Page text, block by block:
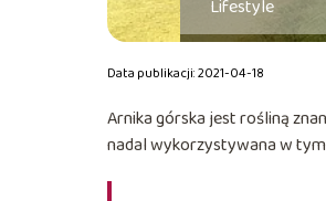
Lifestyle
Data publikacji: 2021-04-18
Arnika górska jest rośliną
nadal wykorzystywana w